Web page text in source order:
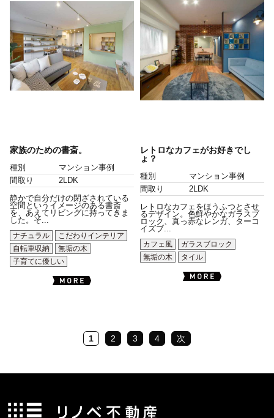
家族のための書斎。
種別
マンション事例
間取り
2LDK
静かで自分だけの閉ざされている
空間というイメージのある書斎
を、あえてリビングに持ってきま
した。そ...
ナチュラル
こだわりインテリア
自転車収納
無垢の木
子育てに優しい
レトロなカフェがお好きでし
ょ？
種別
マンション事例
間取り
2LDK
レトロなカフェをほうふつとさせ
るデザイン。色鮮やかなガラスブ
ロック、真っ赤なレンガ、ターコ
イズブ...
カフェ風
ガラスブロック
無垢の木
タイル
1 2 3 4 次